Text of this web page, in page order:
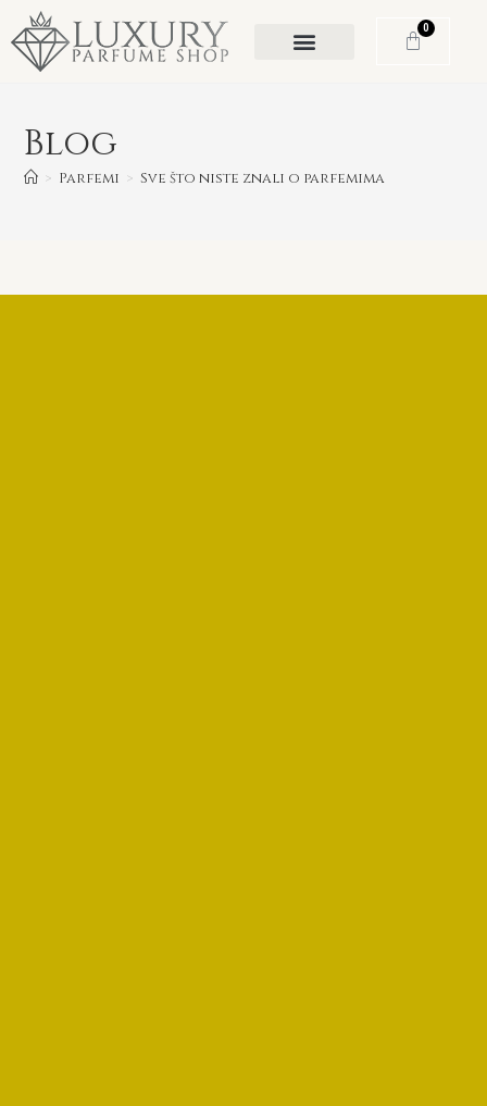
0
Blog
> Parfemi > Sve što niste znali o parfemima